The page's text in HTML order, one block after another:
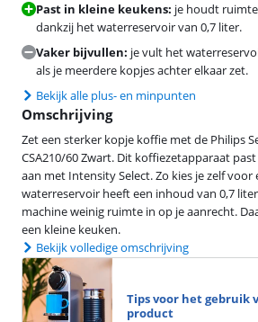
Past in kleine keukens: je houdt
dankzij het waterreservoir van 0,7 liter.
Vaker bijvullen: je vult het
als je meerdere kopjes achter elkaar zet.
Bekijk alle plus- en minpunten
Omschrijving
Zet een sterker kopje koffie met de Philips
CSA210/60 Zwart. Dit koffiezetapparaat
aan met Intensity Select. Zo kies je zelf
waterreservoir heeft een inhoud van 0,7
machine weinig ruimte in op je aanrecht.
een kleine keuken.
Bekijk volledige omschrijving
Tips voor het gebruik
product